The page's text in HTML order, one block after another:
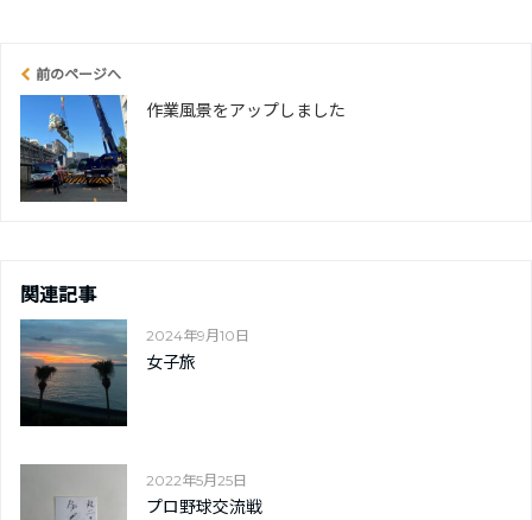
前のページへ
作業風景をアップしました
関連記事
2024年9月10日
女子旅
2022年5月25日
プロ野球交流戦